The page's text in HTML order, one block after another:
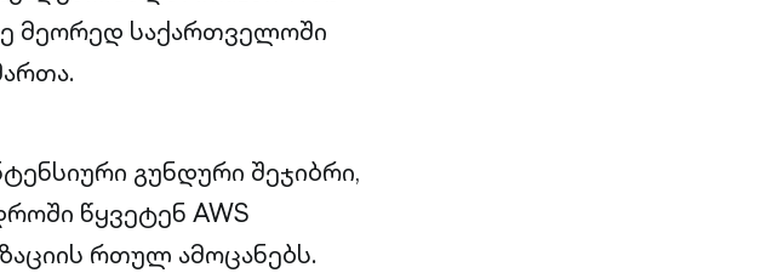
მეორედ საქართველოში
გუნდური შეჯიბრი,
წყვეტენ AWS
რთულ ამოცანებს.